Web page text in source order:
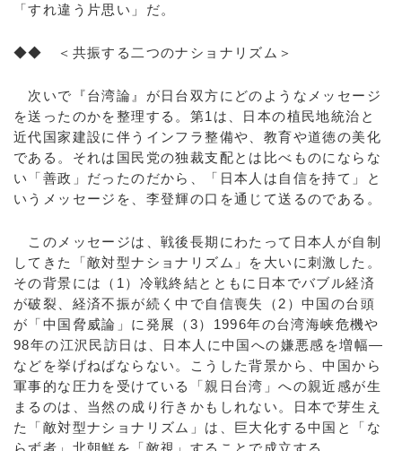
「すれ違う片思い」だ。
◆◆ ＜共振する二つのナショナリズム＞
次いで『台湾論』が日台双方にどのようなメッセージ
を送ったのかを整理する。第1は、日本の植民地統治と
近代国家建設に伴うインフラ整備や、教育や道徳の美化
である。それは国民党の独裁支配とは比べものにならな
い「善政」だったのだから、「日本人は自信を持て」と
いうメッセージを、李登輝の口を通じて送るのである。
このメッセージは、戦後長期にわたって日本人が自制
してきた「敵対型ナショナリズム」を大いに刺激した。
その背景には（1）冷戦終結とともに日本でバブル経済
が破裂、経済不振が続く中で自信喪失（2）中国の台頭
が「中国脅威論」に発展（3）1996年の台湾海峡危機や
98年の江沢民訪日は、日本人に中国への嫌悪感を増幅—
などを挙げねばならない。こうした背景から、中国から
軍事的な圧力を受けている「親日台湾」への親近感が生
まるのは、当然の成り行きかもしれない。日本で芽生え
た「敵対型ナショナリズム」は、巨大化する中国と「な
らず者」北朝鮮を「敵視」することで成立する。